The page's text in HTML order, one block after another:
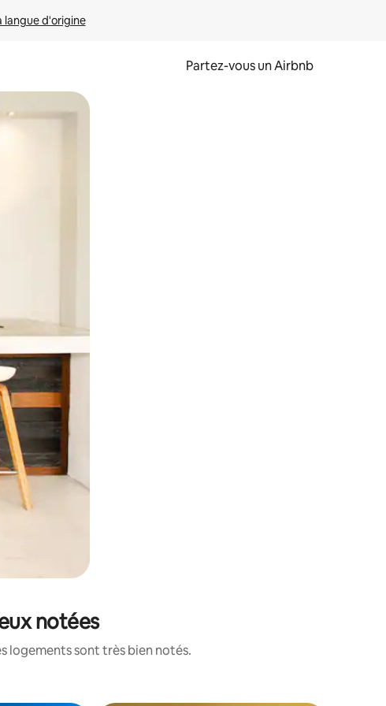
langue d'origine
Partez-vous un Airbnb
et en les faisant glisser.
notées
logements sont très bien notés.